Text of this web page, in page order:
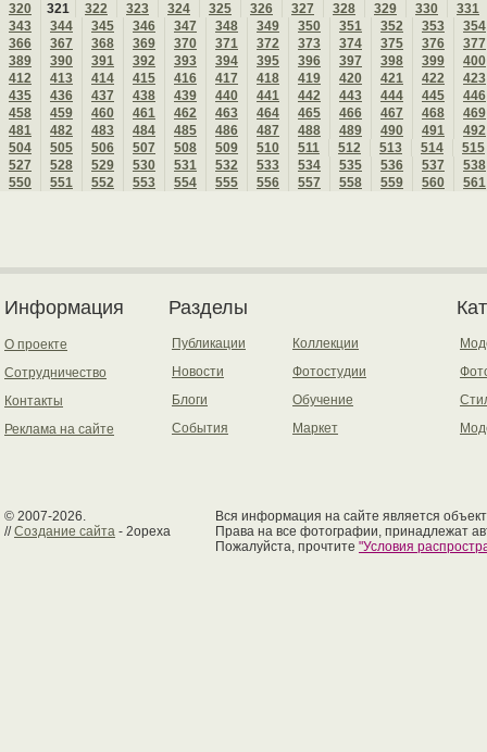
320
321 322 323 324 325 326 327 328 329 330
331
343
344 345 346 347 348 349 350 351 352 353
354
366
367 368 369 370 371 372 373 374 375 376
377
389
390 391 392 393 394 395 396 397 398 399
400
412
413 414 415 416 417 418 419 420 421 422
423
435
436 437 438 439 440 441 442 443 444 445
446
458
459 460 461 462 463 464 465 466 467 468
469
481
482 483 484 485 486 487 488 489 490 491
492
504
505 506 507 508 509 510 511 512 513 514
515
527
528 529 530 531 532 533 534 535 536 537
538
550
551 552 553 554 555 556 557 558 559 560 561
Информация
О проекте
Сотрудничество
Контакты
Реклама на сайте
Разделы
Публикации
Новости
Блоги
События
Коллекции
Фотостудии
Обучение
Маркет
© 2007-2026.
//Создание сайта - 2opexa
Вся информация на сайте является
Права на все фотографии, принадлежат
Пожалуйста, прочтите "Условия